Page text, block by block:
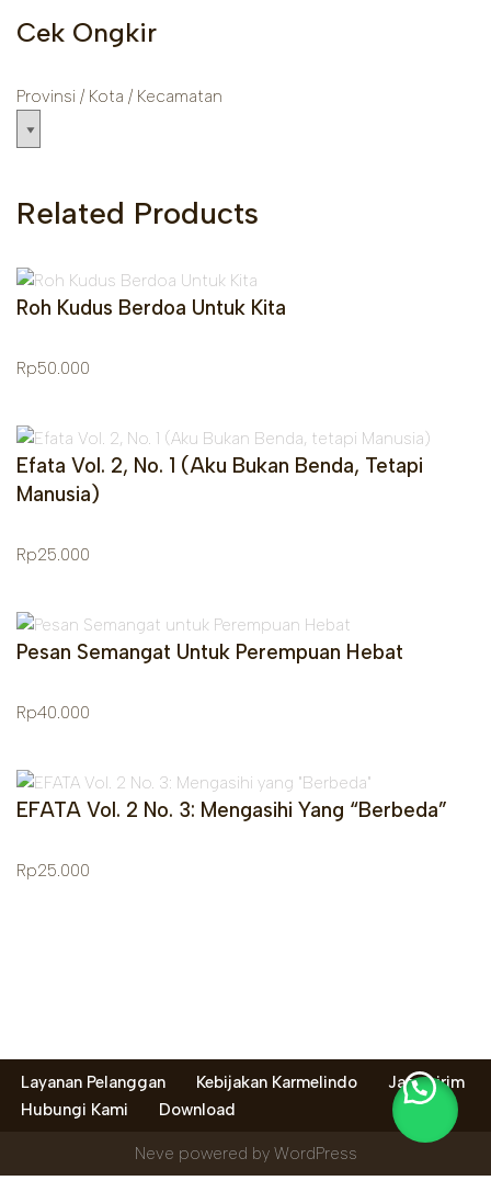
Cek Ongkir
Provinsi / Kota / Kecamatan
Related Products
Roh Kudus Berdoa Untuk Kita
Rp50.000
Efata Vol. 2, No. 1 (Aku Bukan Benda, Tetapi
Manusia)
Rp25.000
Pesan Semangat Untuk Perempuan Hebat
Rp40.000
EFATA Vol. 2 No. 3: Mengasihi Yang “Berbeda”
Rp25.000
Layanan Pelanggan Kebijakan Karmelindo
Jasa kirim
Hubungi Kami
Download
Neve powered by WordPress